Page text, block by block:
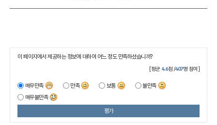
이 페이지에서 제공하는 정보에 대하여 어느 정도 만족하셨습니까?
[평균 4.6점 /407명 참여]
매우만족 만족 보통
불만족
매우불만족
평가